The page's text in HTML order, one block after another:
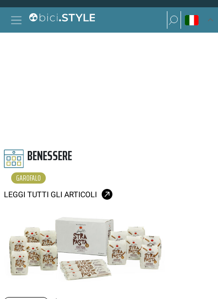
Vai al contenuto
Navigazione principale
Ricerca per:
Ricerca per:
BENESSERE
GAROFALO
LEGGI TUTTI GLI ARTICOLI